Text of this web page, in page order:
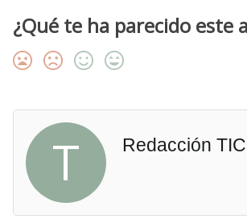
¿Qué te ha parecido este
T Redacción